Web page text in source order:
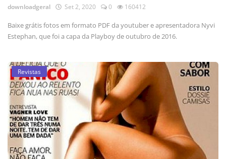
downloadgeral Set 2, 2020 0 160412
Baixe grátis fotos em formato PDF da youtuber e apresentadora Nyvi
Estephan, que foi a capa da Playboy de outubro de 2016.
Revistas